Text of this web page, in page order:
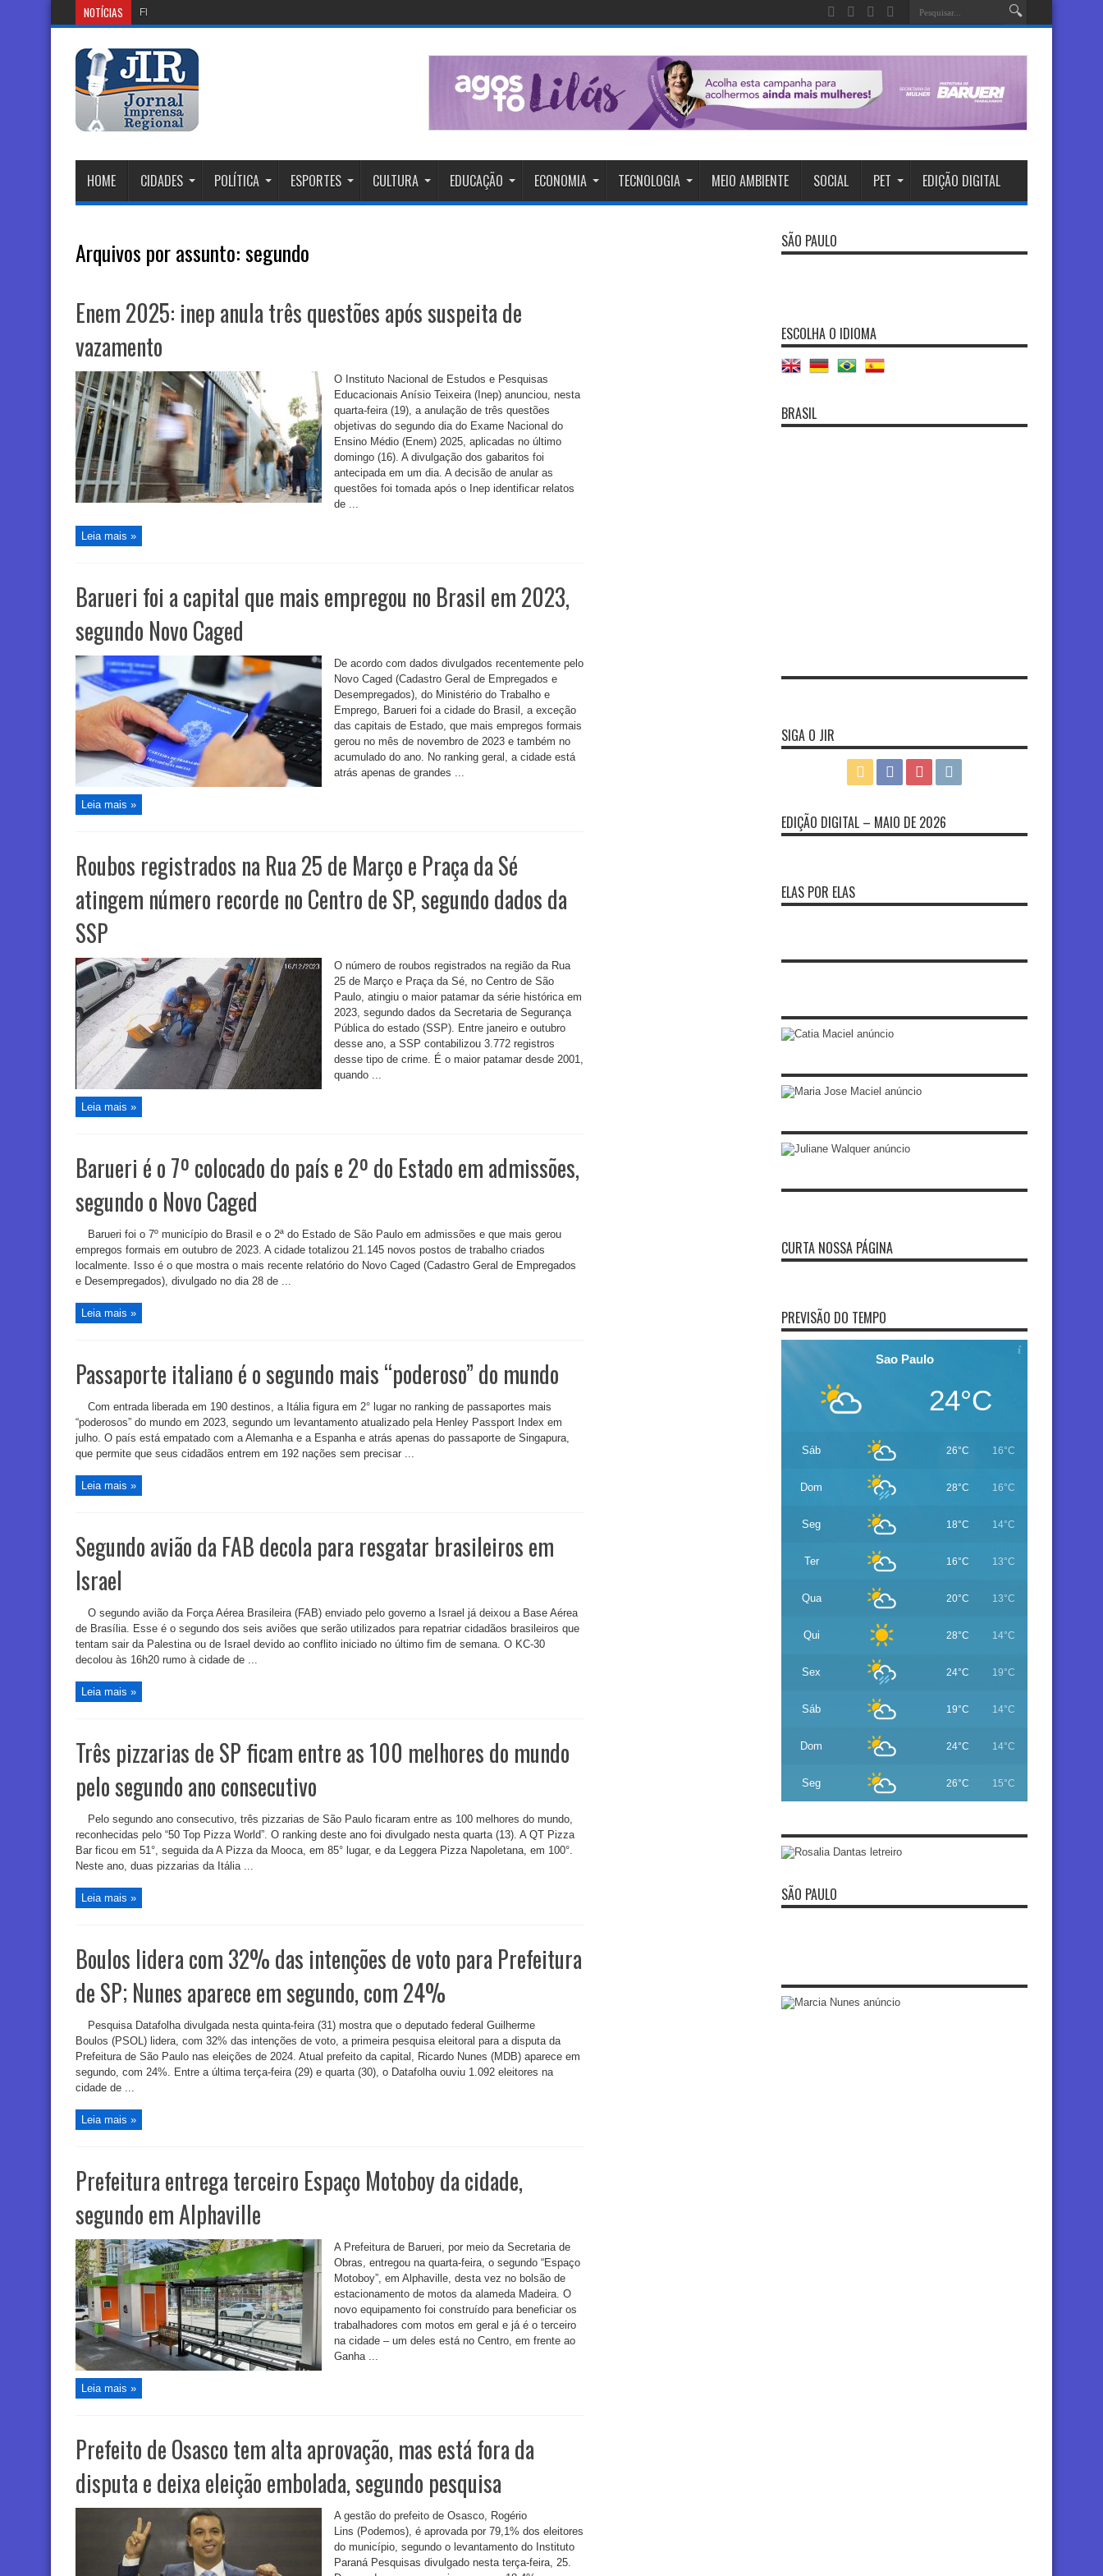
NOTÍCIAS Flisamba: Festival de Samba e Re
HOME CIDADES POLÍTICA ESPORTES CULTURA EDUCAÇÃO ECONOMIA TECNOLOGIA MEIO AMBIENTE SOCIAL PET EDIÇÃO DIGITAL
Arquivos por assunto:segundo
Enem 2025: inep anula três questões após suspeita de
vazamento
O Instituto Nacional de Estudos e Pesquisas
Educacionais Anísio Teixeira (Inep) anunciou, nesta
quarta-feira (19), a anulação de três questões
objetivas do segundo dia do Exame Nacional do
Ensino Médio (Enem) 2025, aplicadas no último
domingo (16). A divulgação dos gabaritos foi
antecipada em um dia. A decisão de anular as
questões foi tomada após o Inep identificar relatos
de ...
Leia mais »
Barueri foi a capital que mais empregou no Brasil em 2023,
segundo Novo Caged
De acordo com dados divulgados recentemente pelo
Novo Caged (Cadastro Geral de Empregados e
Desempregados), do Ministério do Trabalho e
Emprego, Barueri foi a cidade do Brasil, a exceção
das capitais de Estado, que mais empregos formais
gerou no mês de novembro de 2023 e também no
acumulado do ano. No ranking geral, a cidade está
atrás apenas de grandes ...
Leia mais »
Roubos registrados na Rua 25 de Março e Praça da Sé
atingem número recorde no Centro de SP, segundo dados da
SSP
O número de roubos registrados na região da Rua
25 de Março e Praça da Sé, no Centro de São
Paulo, atingiu o maior patamar da série histórica em
2023, segundo dados da Secretaria de Segurança
Pública do estado (SSP). Entre janeiro e outubro
desse ano, a SSP contabilizou 3.772 registros
desse tipo de crime. É o maior patamar desde 2001,
quando ...
Leia mais »
Barueri é o 7º colocado do país e 2º do Estado em admissões,
segundo o Novo Caged
Barueri foi o 7º município do Brasil e o 2ª do Estado de São Paulo em admissões e que mais gerou
empregos formais em outubro de 2023. A cidade totalizou 21.145 novos postos de trabalho criados
localmente. Isso é o que mostra o mais recente relatório do Novo Caged (Cadastro Geral de Empregados
e Desempregados), divulgado no dia 28 de ...
Leia mais »
Passaporte italiano é o segundo mais “poderoso” do mundo
Com entrada liberada em 190 destinos, a Itália figura em 2° lugar no ranking de passaportes mais
“poderosos” do mundo em 2023, segundo um levantamento atualizado pela Henley Passport Index em
julho. O país está empatado com a Alemanha e a Espanha e atrás apenas do passaporte de Singapura,
que permite que seus cidadãos entrem em 192 nações sem precisar ...
Leia mais »
Segundo avião da FAB decola para resgatar brasileiros em
Israel
O segundo avião da Força Aérea Brasileira (FAB) enviado pelo governo a Israel já deixou a Base Aérea
de Brasília. Esse é o segundo dos seis aviões que serão utilizados para repatriar cidadãos brasileiros que
tentam sair da Palestina ou de Israel devido ao conflito iniciado no último fim de semana. O KC-30
decolou às 16h20 rumo à cidade de ...
Leia mais »
Três pizzarias de SP ficam entre as 100 melhores do mundo
pelo segundo ano consecutivo
Pelo segundo ano consecutivo, três pizzarias de São Paulo ficaram entre as 100 melhores do mundo,
reconhecidas pelo “50 Top Pizza World”. O ranking deste ano foi divulgado nesta quarta (13). A QT Pizza
Bar ficou em 51°, seguida da A Pizza da Mooca, em 85° lugar, e da Leggera Pizza Napoletana, em 100°.
Neste ano, duas pizzarias da Itália ...
Leia mais »
Boulos lidera com 32% das intenções de voto para Prefeitura
de SP; Nunes aparece em segundo, com 24%
Pesquisa Datafolha divulgada nesta quinta-feira (31) mostra que o deputado federal Guilherme
Boulos (PSOL) lidera, com 32% das intenções de voto, a primeira pesquisa eleitoral para a disputa da
Prefeitura de São Paulo nas eleições de 2024. Atual prefeito da capital, Ricardo Nunes (MDB) aparece em
segundo, com 24%. Entre a última terça-feira (29) e quarta (30), o Datafolha ouviu 1.092 eleitores na
cidade de ...
Leia mais »
Prefeitura entrega terceiro Espaço Motoboy da cidade,
segundo em Alphaville
A Prefeitura de Barueri, por meio da Secretaria de
Obras, entregou na quarta-feira, o segundo “Espaço
Motoboy”, em Alphaville, desta vez no bolsão de
estacionamento de motos da alameda Madeira. O
novo equipamento foi construído para beneficiar os
trabalhadores com motos em geral e já é o terceiro
na cidade – um deles está no Centro, em frente ao
Ganha ...
Leia mais »
Prefeito de Osasco tem alta aprovação, mas está fora da
disputa e deixa eleição embolada, segundo pesquisa
A gestão do prefeito de Osasco, Rogério
Lins (Podemos), é aprovada por 79,1% dos eleitores
do município, segundo o levantamento do Instituto
Paraná Pesquisas divulgado nesta terça-feira, 25.
SÃO PAULO
ESCOLHA O IDIOMA
BRASIL
SIGA O JIR
EDIÇÃO DIGITAL – MAIO DE 2026
ELAS POR ELAS
CURTA NOSSA PÁGINA
PREVISÃO DO TEMPO
Sao Paulo
24°C
Sáb 26°C 16°C
Dom 28°C 16°C
Seg 18°C 14°C
Ter 16°C 13°C
Qua 20°C 13°C
Qui 28°C 14°C
Sex 24°C 19°C
Sáb 19°C 14°C
Dom 24°C 14°C
Seg 26°C 15°C
SÃO PAULO